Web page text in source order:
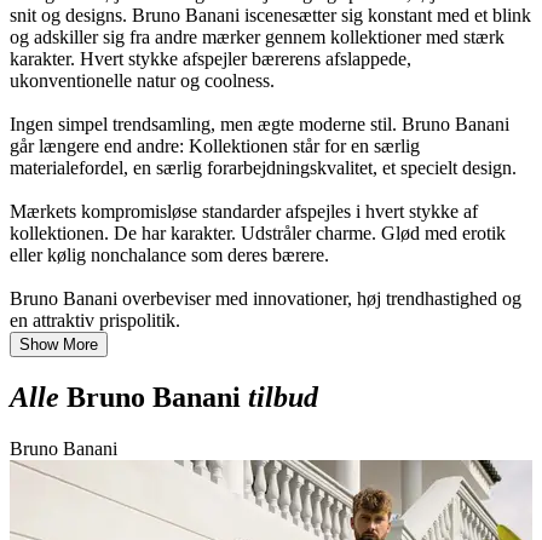
snit og designs. Bruno Banani iscenesætter sig konstant med et blink
og adskiller sig fra andre mærker gennem kollektioner med stærk
karakter. Hvert stykke afspejler bærerens afslappede,
ukonventionelle natur og coolness.
Ingen simpel trendsamling, men ægte moderne stil. Bruno Banani
går længere end andre: Kollektionen står for en særlig
materialefordel, en særlig forarbejdningskvalitet, et specielt design.
Mærkets kompromisløse standarder afspejles i hvert stykke af
kollektionen. De har karakter. Udstråler charme. Glød med erotik
eller kølig nonchalance som deres bærere.
Bruno Banani overbeviser med innovationer, høj trendhastighed og
en attraktiv prispolitik.
Show More
Alle Bruno Banani tilbud
Bruno Banani